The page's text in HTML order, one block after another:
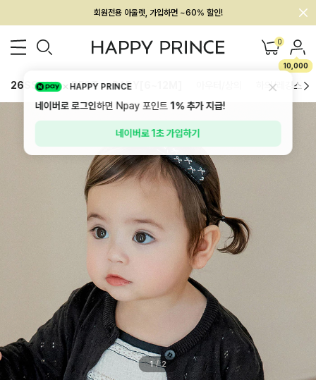
멤버십 최대 28,000원 혜택
0
10,000
26SS 신상 BEST BABY[6~12M] 하의/레깅스
1 / 2
HAPPY PRINCE
네이버로 로그인하면 Npay 포인트1%추가 지급!
네이버로 1초 가입하기